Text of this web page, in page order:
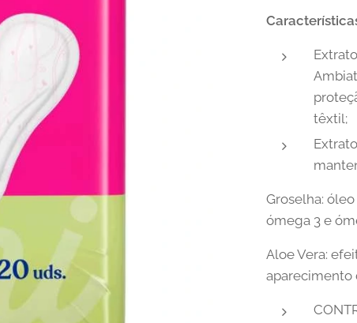
têxtil;
Groselha:
ómega 3 e
Aloe Vera:
aparecimento